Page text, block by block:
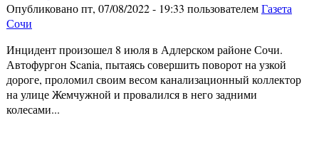
Опубликовано пт, 07/08/2022 - 19:33 пользователемГазета
Сочи
Инцидент произошел 8 июля в Адлерском районе Сочи.
Автофургон Scania, пытаясь совершить поворот на узкой
дороге, проломил своим весом канализационный коллектор
на улице Жемчужной и провалился в него задними
колесами...